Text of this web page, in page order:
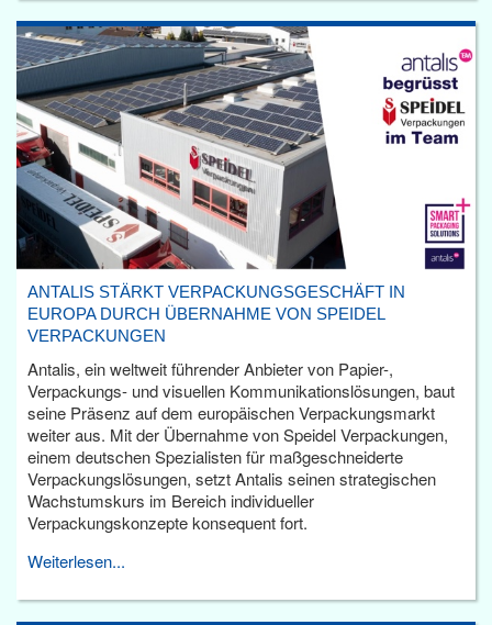
ANTALIS STÄRKT VERPACKUNGSGESCHÄFT IN
EUROPA DURCH ÜBERNAHME VON SPEIDEL
VERPACKUNGEN
Antalis, ein weltweit führender Anbieter von Papier-,
Verpackungs- und visuellen Kommunikationslösungen, baut
seine Präsenz auf dem europäischen Verpackungsmarkt
weiter aus. Mit der Übernahme von Speidel Verpackungen,
einem deutschen Spezialisten für maßgeschneiderte
Verpackungslösungen, setzt Antalis seinen strategischen
Wachstumskurs im Bereich individueller
Verpackungskonzepte konsequent fort.
Weiterlesen...